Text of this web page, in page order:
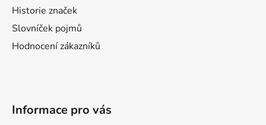
Historie značek
Slovníček pojmů
Hodnocení zákazníků
Informace pro vás